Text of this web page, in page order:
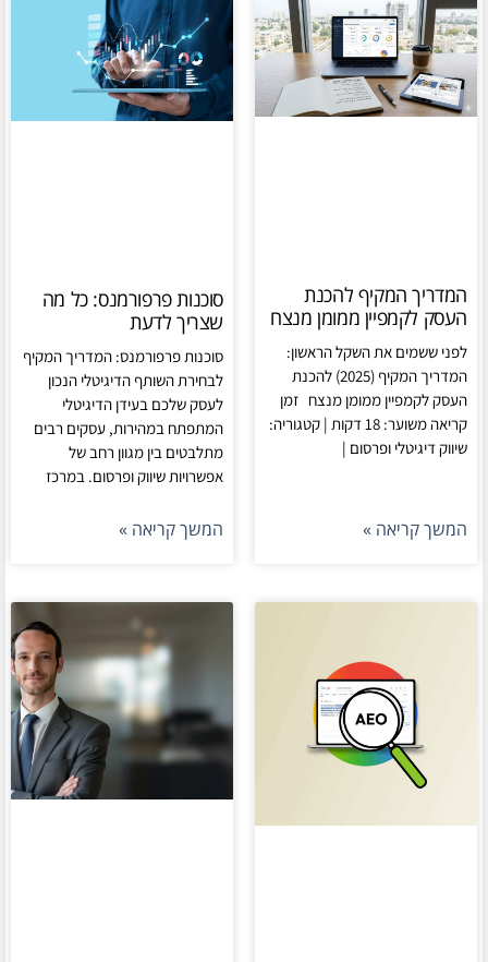
המדריך המקיף להכנת
העסק לקמפיין ממומן מנצח
לפני ששמים את השקל הראשון:
המדריך המקיף (2025) להכנת
העסק לקמפיין ממומן מנצח זמן
קריאה משוער: 18 דקות | קטגוריה:
שיווק דיגיטלי ופרסום |
המשך קריאה »
סוכנות פרפורמנס: כל מה
שצריך לדעת
סוכנות פרפורמנס: המדריך המקיף
לבחירת השותף הדיגיטלי הנכון
לעסק שלכם בעידן הדיגיטלי
המתפתח במהירות, עסקים רבים
מתלבטים בין מגוון רחב של
אפשרויות שיווק ופרסום. במרכז
המשך קריאה »